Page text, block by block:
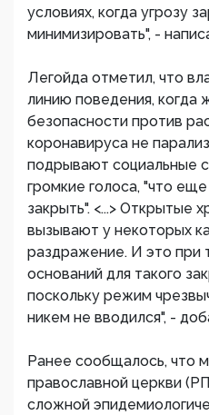
условиях, когда угрозу
минимизировать", -
Легойда отметил, что
линию поведения, когда
безопасности против
коронавируса не
подрывают социальные
громкие голоса, "что
закрыть". <...> Открытые
вызывают у некоторых
раздражение. И это при
оснований для такого
поскольку режим
никем не вводился", -
Ранее сообщалось, что
православной церкви
сложной